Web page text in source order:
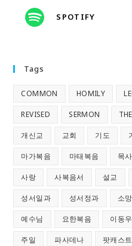
SPOTIFY
Tags
COMMON HOMILY
REVISED SERMON
개신교 교회 기도
마가복음 마태복음 목사
사랑 사복음서 설교
성서일과 성서정과 소망
예수님 요한복음 이동우
주일 파사데나 팟캐스트